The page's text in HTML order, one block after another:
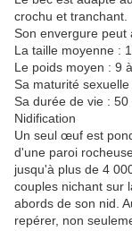
crochu et tranchant.
Son envergure peut
La taille moyenne :
Le poids moyen : 9
Sa maturité
Sa durée de vie : 50
Nidification
Un seul œuf est
d'une paroi
jusqu'à plus de 4
couples nichant sur
abords de son nid.
repérer, non